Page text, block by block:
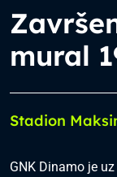
mural
Stadion
GNK Dinamo je